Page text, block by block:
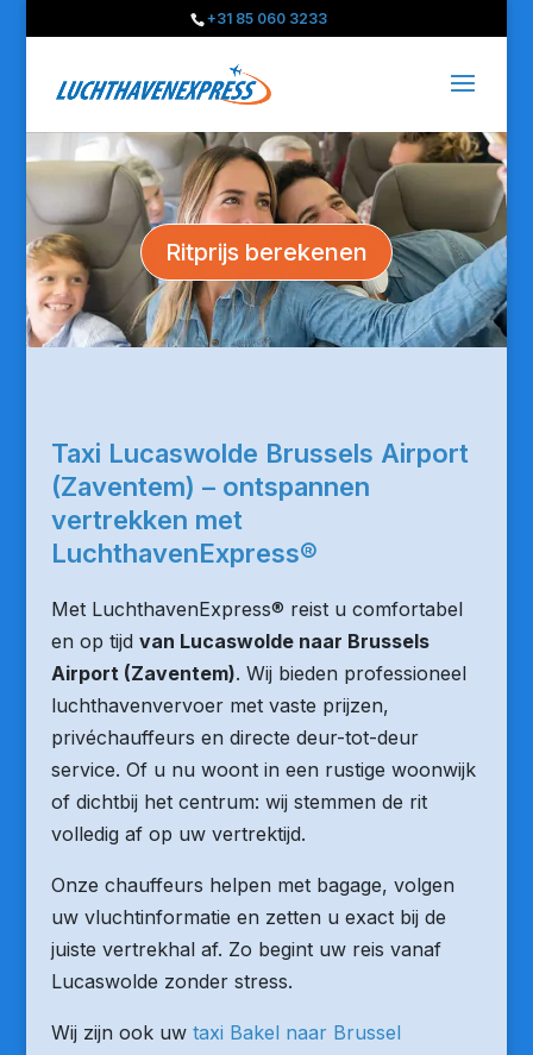
+31 85 060 3233
Ritprijs berekenen
Taxi Lucaswolde Brussels Airport
(Zaventem) – ontspannen
vertrekken met
LuchthavenExpress®
Met LuchthavenExpress® reist u comfortabel
en op tijd van Lucaswolde naar Brussels
Airport (Zaventem). Wij bieden professioneel
luchthavenvervoer met vaste prijzen,
privéchauffeurs en directe deur-tot-deur
service. Of u nu woont in een rustige woonwijk
of dichtbij het centrum: wij stemmen de rit
volledig af op uw vertrektijd.
Onze chauffeurs helpen met bagage, volgen
uw vluchtinformatie en zetten u exact bij de
juiste vertrekhal af. Zo begint uw reis vanaf
Lucaswolde zonder stress.
Wij zijn ook uw taxi Bakel naar Brussel